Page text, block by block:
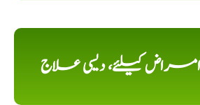
کیلئے، دیسی علاج